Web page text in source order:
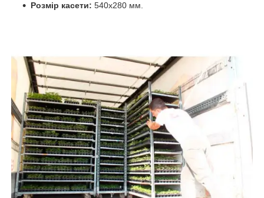
Розмір касети: 540х280 мм.